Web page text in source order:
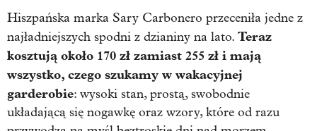
Hiszpańska marka Sary Carbonero przeceniła jedne z
najładniejszych spodni z dzianiny na lato. Teraz
kosztują około 170 zł zamiast 255 zł i mają
wszystko, czego szukamy w wakacyjnej
garderobie: wysoki stan, prostą, swobodnie
układającą się nogawkę oraz wzory, które od razu